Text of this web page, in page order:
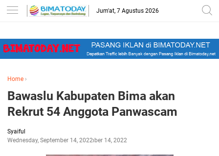
-->
Jum'at, 7 Agustus 2026
Home ›
Bawaslu Kabupaten Bima akan
Rekrut 54 Anggota Panwascam
Syaiful
Wednesday, September 14, 2022September 14, 2022